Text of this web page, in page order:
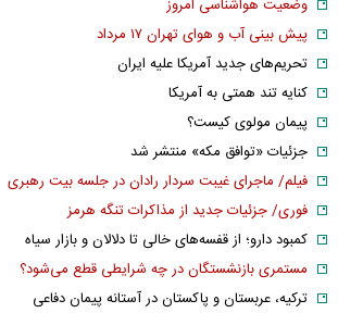
وضعیت هواشناسی امروز
پیش بینی آب و هوای تهران ۱۷ مرداد
تحریم‌های جدید آمریکا علیه ایران
کنایه تند همتی به آمریکا
پیمان مولوی کیست؟
جزئیات «توافق مکه» منتشر شد
فیلم/ ماجرای غیبت سردار رادان در جلسه بیت رهبری
فوری/ جزئیات جدید از مذاکرات تنگه هرمز
کمبود دارو؛ از قفسه‌های خالی تا دلالان و بازار سیاه
مستمری بازنشستگان در چه شرایطی قطع می‌شود؟
ترکیه، عربستان و پاکستان در آستانه پیمان دفاعی